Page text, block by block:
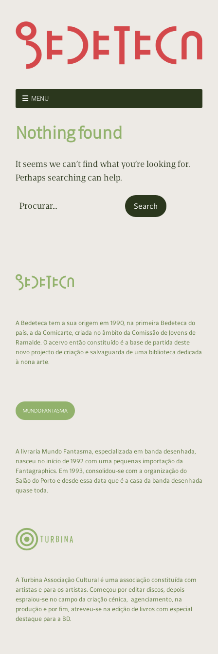
MENU
Nothing found
It seems we can’t find what you’re looking for.
Perhaps searching can help.
A Bedeteca tem a sua origem em 1990, na primeira Bedeteca do
país, a da Comicarte, criada no âmbito da Comissão de Jovens de
Ramalde. O acervo então constituído é a base de partida deste
novo projecto de criação e salvaguarda de uma biblioteca dedicada
à nona arte.
A livraria Mundo Fantasma, especializada em banda desenhada,
nasceu no início de 1992 com uma pequenas importação da
Fantagraphics. Em 1993, consolidou-se com a organização do
Salão do Porto e desde essa data que é a casa da banda desenhada
quase toda.
A Turbina Associação Cultural é uma associação constituída com
artistas e para os artistas. Começou por editar discos, depois
espraiou-se no campo da criação cénica, agenciamento, na
produção e por fim, atreveu-se na edição de livros com especial
destaque para a BD.